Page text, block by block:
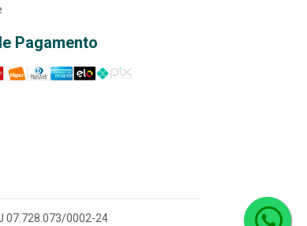
Pagamento
07.728.073/0002-24